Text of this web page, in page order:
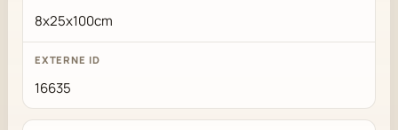
8x25x100cm
16635